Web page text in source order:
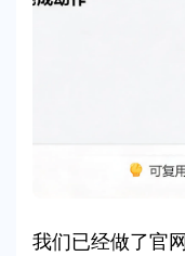
我们已经做了官